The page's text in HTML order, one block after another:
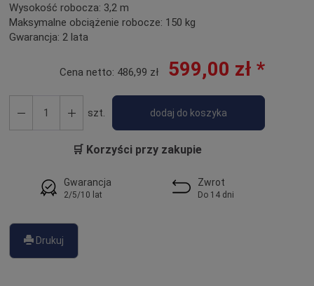
Wysokość robocza: 3,2 m
Maksymalne obciążenie robocze: 150 kg
Gwarancja: 2 lata
Cena netto: 486,99 zł 599,00 zł *
szt. dodaj do koszyka
🛒 Korzyści przy zakupie
Gwarancja
2/5/10 lat
Zwrot
Do 14 dni
Drukuj